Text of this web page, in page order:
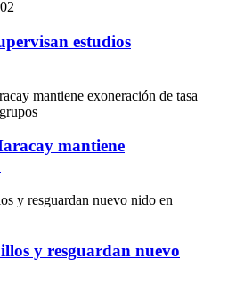
estudios
mantiene
y resguardan nuevo